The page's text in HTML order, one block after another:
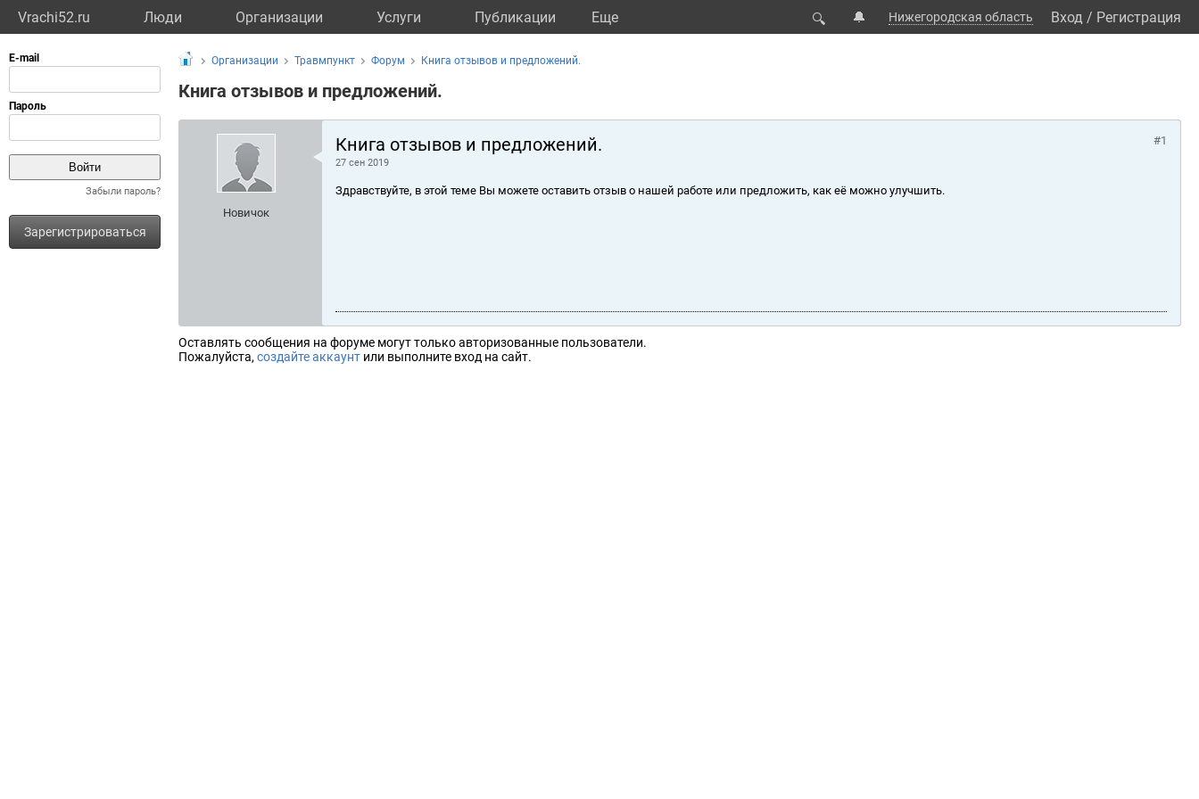
Vrachi52.ru Люди Организации Услуги Публикации Eще 🔍 🔔 Нижегородская область Вход / Регистрация
Забыли пароль?
Зарегистрироваться
Организации Травмпункт Форум Книга отзывов и предложений.
Книга отзывов и предложений.
Новичок
Книга отзывов и предложений.
27 сен 2019
#1
Здравствуйте, в этой теме Вы можете оставить отзыв о нашей работе или предложить, как её можно улучшить.
Оставлять сообщения на форуме могут только авторизованные пользователи.
Пожалуйста, создайте аккаунт или выполните вход на сайт.